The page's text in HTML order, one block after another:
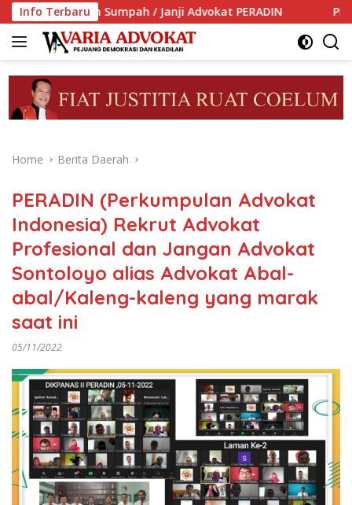
Skip
to
content
Info Terbaru
Sumpah / Janji Advokat PERADIN PERADIN
Home Berita Daerah
PERADIN (Perkumpulan Advokat
Indonesia) Rekrut Advokat
Profesional dan Jangan Advokat
Sontoloyo alias Advokat Abal-
abal/Kaleng-kaleng yang marak
saat ini
05/11/2022